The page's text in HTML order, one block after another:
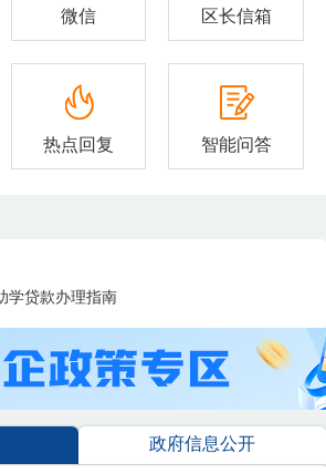
微信 区长信箱
热点回复 智能问答
学贷款办理指南
教育和体育局公开招聘教师体检通...
教育和体育局公开招聘教师体检通...
市环翠区卫生健康局所属公立医疗...
政府信息公开